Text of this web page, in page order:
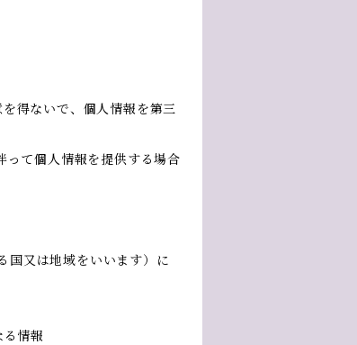
得ないで、個人情報を第三
って個人情報を提供する場合
国又は地域をいいます）に
情報